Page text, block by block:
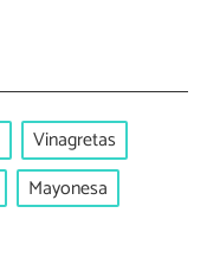
Vinagretas
Mayonesa